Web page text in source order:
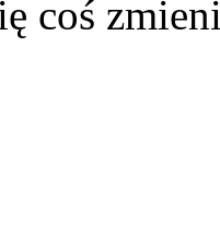
coś